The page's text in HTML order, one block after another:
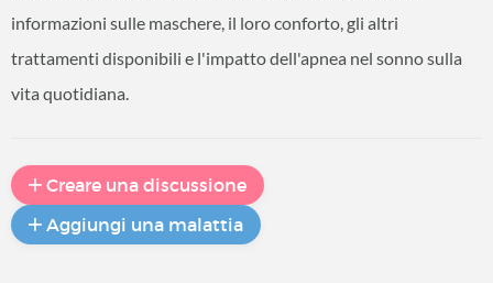
informazioni sulle maschere, il loro conforto, gli altri
trattamenti disponibili e l'impatto dell'apnea nel sonno sulla
vita quotidiana.
Creare una discussione
Aggiungi una malattia